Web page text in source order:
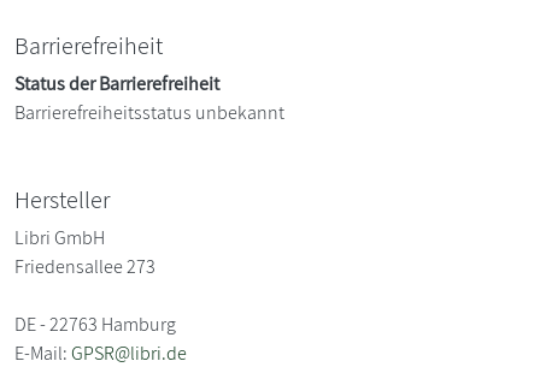
Barrierefreiheit
Status der Barrierefreiheit
Barrierefreiheitsstatus unbekannt
Hersteller
Libri GmbH
Friedensallee 273
DE - 22763 Hamburg
E-Mail:GPSR@libri.de